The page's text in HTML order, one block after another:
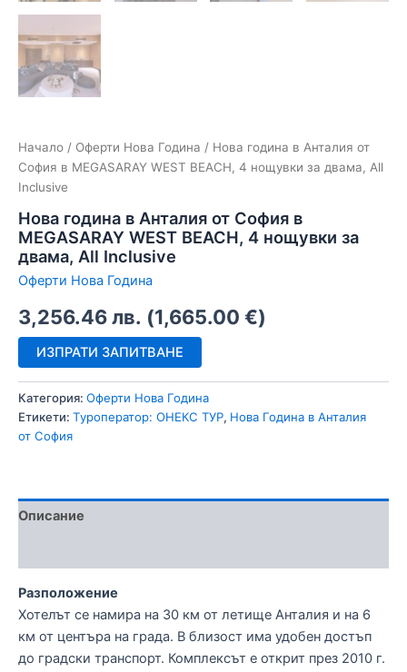
Начало / Оферти Нова Година / Нова година в Анталия от
София в MEGASARAY WEST BEACH, 4 нощувки за двама, All
Inclusive
Нова година в Анталия от София в
MEGASARAY WEST BEACH, 4 нощувки за
двама, All Inclusive
Оферти Нова Година
3,256.46лв. (1,665.00 €)
ИЗПРАТИ ЗАПИТВАНЕ
Категория: Оферти Нова Година
Етикети: Tуроператор: ОНЕКС ТУР, Нова Година в Анталия
от София
Описание
Разположение
Хотелът се намира на 30 км от летище Анталия и на 6
км от центъра на града. В близост има удобен достъп
до градски транспорт. Комплексът е открит през 2010 г.